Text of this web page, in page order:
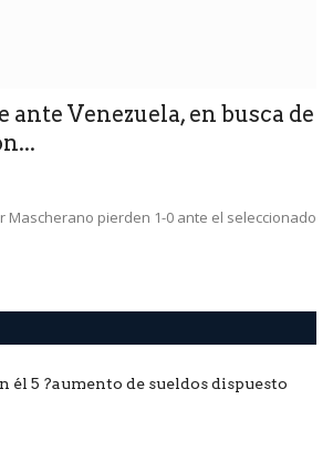
Venezuela, en busca de
Mascherano pierden 1-0 ante el seleccionado
él 5 ?aumento de sueldos dispuesto